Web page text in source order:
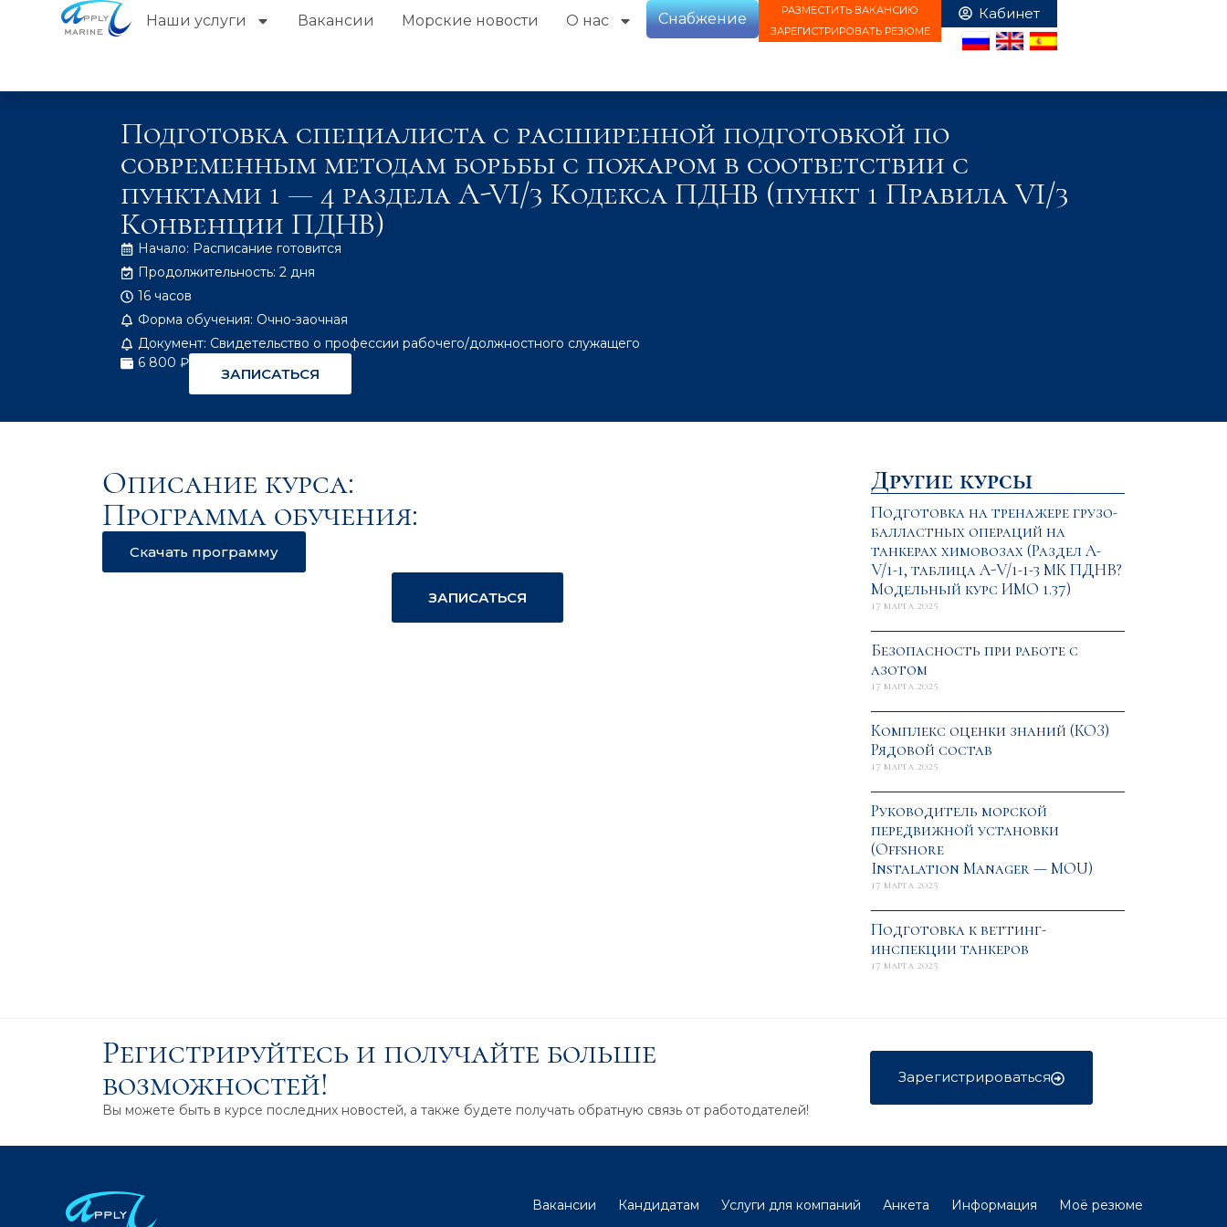
Наши услуги Вакансии Морские новости О нас Снабжение
РАЗМЕСТИТЬ ВАКАНСИЮ
ЗАРЕГИСТРИРОВАТЬ РЕЗЮМЕ
Подготовка специалиста с расширенной подготовкой по
современным методам борьбы с пожаром в соответствии с
пунктами 1 — 4 раздела A-VI/3 Кодекса ПДНВ (пункт 1 Правила VI/3
Конвенции ПДНВ)
Начало: Расписание готовится
Продолжительность: 2 дня
16 часов
Форма обучения: Очно-заочная
Документ: Свидетельство о профессии рабочего/должностного служащего
6 800 ₽
ЗАПИСАТЬСЯ
Описание курса:
Программа обучения:
Скачать программу
ЗАПИСАТЬСЯ
Другие курсы
Подготовка на тренажере грузо-
балластных операций на
танкерах химовозах (Раздел A-
V/1-1, таблица A-V/1-1-3 МК ПДНВ?
Модельный курс ИМО 1.37)
17 марта 2025
Безопасность при работе с
азотом
17 марта 2025
Комплекс оценки знаний (КОЗ)
Рядовой состав
17 марта 2025
Руководитель морской
передвижной установки
(Offshore
Instalation Manager — MOU)
17 марта 2025
Подготовка к веттинг-
инспекции танкеров
17 марта 2025
Регистрируйтесь и получайте больше
возможностей!
Вы можете быть в курсе последних новостей, а также будете получать обратную связь от работодателей!
Зарегистрироваться
Вакансии Кандидатам Услуги для компаний Анкета Информация
Моё резюме